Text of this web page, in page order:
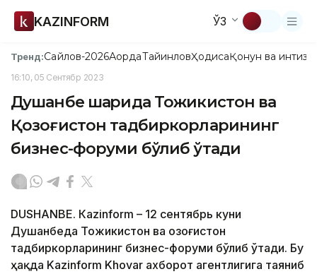
KAZINFORM ЎЗ
Тренд:Сайлов-2026АқордаТайинловҲодисаҚонун ва
16:10, 05 Сентябр 2023
Душанбе шаҳрида Тожикистон ва
Қозоғистон тадбиркорларининг
бизнес-форуми бўлиб ўтади
DUSHANBE. Кazinform – 12 сентябрь куни
Душанбеда Тожикистон ва Қозоғистон
тадбиркорларининг бизнес-форуми бўлиб ўтади. Бу
ҳақда Kazinform Khovar ахборот агентлигига таяниб